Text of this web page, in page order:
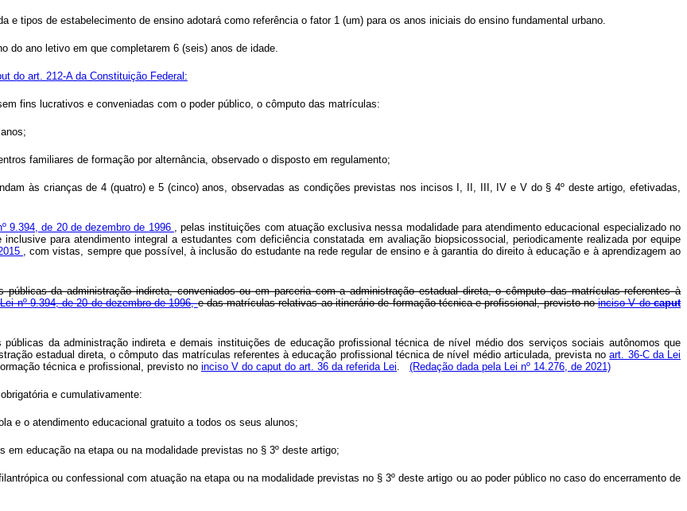
e tipos de estabelecimento de ensino adotará como referência o fator 1 (um) para os anos iniciais do ensino fundamental urbano.
do ano letivo em que completarem 6 (seis) anos de idade.
do art. 212-A da Constituição Federal:
fins lucrativos e conveniadas com o poder público, o cômputo das matrículas:
familiares de formação por alternância, observado o disposto em regulamento;
às crianças de 4 (quatro) e 5 (cinco) anos, observadas as condições previstas nos incisos I, II, III, IV e V do § 4º deste artigo, efetivadas,
9.394, de 20 de dezembro de 1996 , pelas instituições com atuação exclusiva nessa modalidade para atendimento educacional especializado no
para atendimento integral a estudantes com deficiência constatada em avaliação biopsicossocial, periodicamente realizada por equipe
, com vistas, sempre que possível, à inclusão do estudante na rede regular de ensino e à garantia do direito à educação e à aprendizagem ao
da administração indireta, conveniados ou em parceria com a administração estadual direta, o cômputo das matrículas referentes à
nº 9.394, de 20 de dezembro de 1996,e das matrículas relativas ao itinerário de formação técnica e profissional, previsto noinciso V docaput
da administração indireta e demais instituições de educação profissional técnica de nível médio dos serviços sociais autônomos que
estadual direta, o cômputo das matrículas referentes à educação profissional técnica de nível médio articulada, prevista noart. 36-C da Lei
técnica e profissional, previsto no inciso V do caput do art. 36 da referida Lei. (Redação dada pela Lei nº 14.276, de 2021)
e cumulativamente:
e o atendimento educacional gratuito a todos os seus alunos;
educação na etapa ou na modalidade previstas no § 3º deste artigo;
ou confessional com atuação na etapa ou na modalidade previstas no § 3º deste artigo ou ao poder público no caso do encerramento de